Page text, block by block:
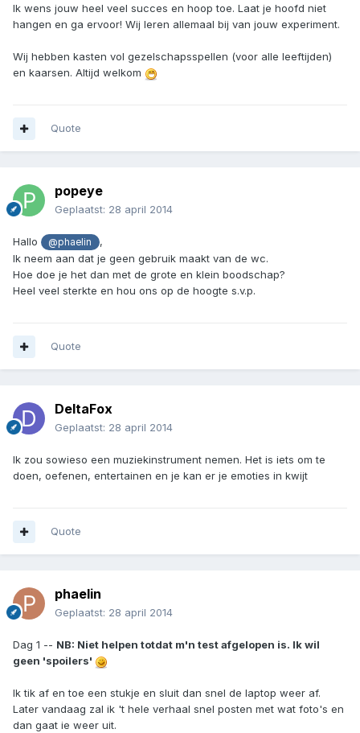
Ik wens jouw heel veel succes en hoop toe. Laat je hoofd niet
hangen en ga ervoor! Wij leren allemaal bij van jouw experiment.
Wij hebben kasten vol gezelschapsspellen (voor alle leeftijden)
en kaarsen. Altijd welkom
Quote
popeye
Geplaatst: 28 april 2014
Hallo @phaelin
,
Ik neem aan dat je geen gebruik maakt van de wc.
Hoe doe je het dan met de grote en klein boodschap?
Heel veel sterkte en hou ons op de hoogte s.v.p.
Quote
DeltaFox
Geplaatst: 28 april 2014
Ik zou sowieso een muziekinstrument nemen. Het is iets om te
doen, oefenen, entertainen en je kan er je emoties in kwijt
Quote
phaelin
Geplaatst: 28 april 2014
Dag 1 -- NB: Niet helpen totdat m'n test afgelopen is. Ik wil
geen 'spoilers'
Ik tik af en toe een stukje en sluit dan snel de laptop weer af.
Later vandaag zal ik 't hele verhaal snel posten met wat foto's en
dan gaat ie weer uit.